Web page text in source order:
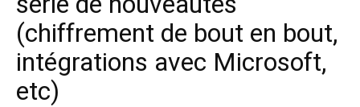
(chiffrement de bout en bout,
intégrations avec Microsoft,
etc)